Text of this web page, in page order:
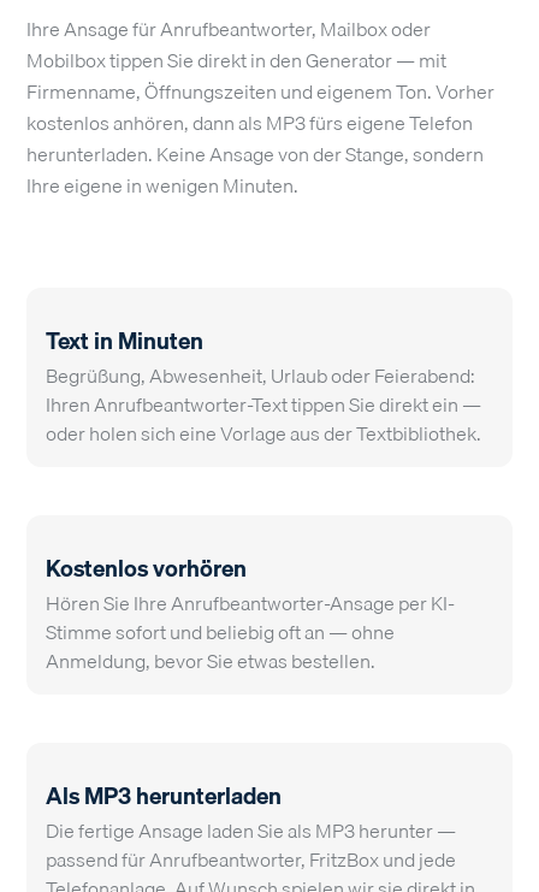
Ihre Ansage für Anrufbeantworter, Mailbox oder
Mobilbox tippen Sie direkt in den Generator — mit
Firmenname, Öffnungszeiten und eigenem Ton. Vorher
kostenlos anhören, dann als MP3 fürs eigene Telefon
herunterladen. Keine Ansage von der Stange, sondern
Ihre eigene in wenigen Minuten.
Text in Minuten
Begrüßung, Abwesenheit, Urlaub oder Feierabend:
Ihren Anrufbeantworter-Text tippen Sie direkt ein —
oder holen sich eine Vorlage aus derTextbibliothek.
Kostenlos vorhören
Hören Sie Ihre Anrufbeantworter-Ansage per KI-
Stimme sofort und beliebig oft an — ohne
Anmeldung, bevor Sie etwas bestellen.
Als MP3 herunterladen
Die fertige Ansage laden Sie als MP3 herunter —
passend für Anrufbeantworter, FritzBox und jede